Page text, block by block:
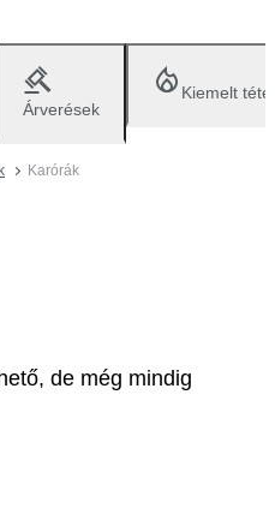
Árverések
Kiemelt
Karórák
de még mindig